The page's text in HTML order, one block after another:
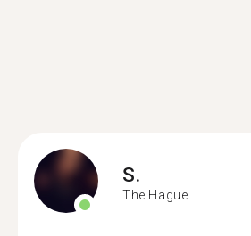
S.
The Hague